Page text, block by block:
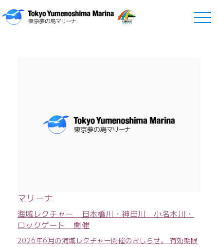
Marina
マリーナ
マリーナ
海域レクチャー 日本橋川・神田川 小名木川・
ロックゲート 開催
2026年6月の海域レクチャー開催のおしらせ。 有効期限